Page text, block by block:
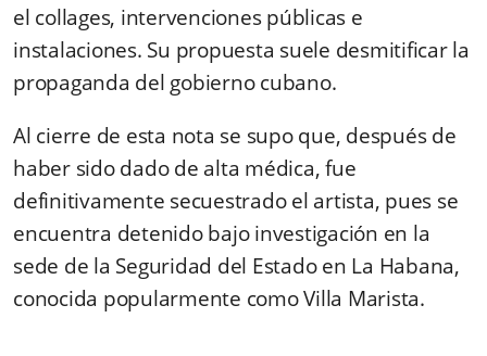
el collages, intervenciones públicas e
instalaciones. Su propuesta suele desmitificar la
propaganda del gobierno cubano.
Al cierre de esta nota se supo que, después de
haber sido dado de alta médica, fue
definitivamente secuestrado el artista, pues se
encuentra detenido bajo investigación en la
sede de la Seguridad del Estado en La Habana,
conocida popularmente como Villa Marista.